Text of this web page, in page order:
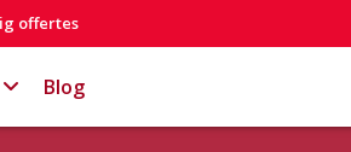
offertes
Blog